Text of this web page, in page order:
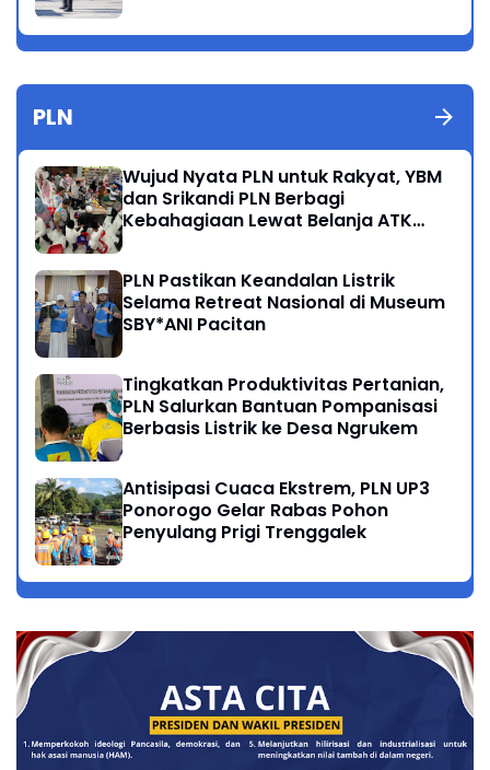
PLN
Wujud Nyata PLN untuk Rakyat, YBM
dan Srikandi PLN Berbagi
Kebahagiaan Lewat Belanja ATK
PLN Pastikan Keandalan Listrik
Selama Retreat Nasional di Museum
SBY*ANI Pacitan
Tingkatkan Produktivitas Pertanian,
PLN Salurkan Bantuan Pompanisasi
Berbasis Listrik ke Desa Ngrukem
Antisipasi Cuaca Ekstrem, PLN UP3
Ponorogo Gelar Rabas Pohon
Penyulang Prigi Trenggalek